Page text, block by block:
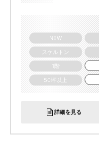
NEW
スケルトン
1階
50坪以上
詳細を見る